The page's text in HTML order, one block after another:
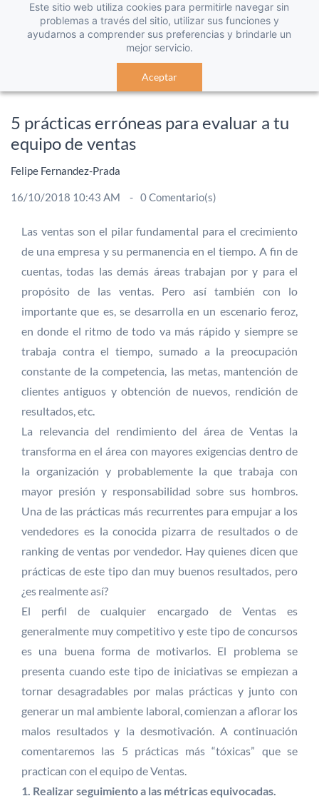
Este sitio web utiliza cookies para permitirle navegar sin
problemas a través del sitio, utilizar sus funciones y
ayudarnos a comprender sus preferencias y brindarle un
mejor servicio.
Aceptar
5 prácticas erróneas para evaluar a tu
equipo de ventas
Felipe Fernandez-Prada
16/10/2018 10:43 AM 0Comentario(s)
Las ventas son el pilar fundamental para el crecimiento
de una empresa y su permanencia en el tiempo. A fin de
cuentas, todas las demás áreas trabajan por y para el
propósito de las ventas. Pero así también con lo
importante que es, se desarrolla en un escenario feroz,
en donde el ritmo de todo va más rápido y siempre se
trabaja contra el tiempo, sumado a la preocupación
constante de la competencia, las metas, mantención de
clientes antiguos y obtención de nuevos, rendición de
resultados, etc.
La relevancia del rendimiento del área de Ventas la
transforma en el área con mayores exigencias dentro de
la organización y probablemente la que trabaja con
mayor presión y responsabilidad sobre sus hombros.
Una de las prácticas más recurrentes para empujar a los
vendedores es la conocida pizarra de resultados o de
ranking de ventas por vendedor. Hay quienes dicen que
prácticas de este tipo dan muy buenos resultados, pero
¿es realmente así?
El perfil de cualquier encargado de Ventas es
generalmente muy competitivo y este tipo de concursos
es una buena forma de motivarlos. El problema se
presenta cuando este tipo de iniciativas se empiezan a
tornar desagradables por malas prácticas y junto con
generar un mal ambiente laboral, comienzan a aflorar los
malos resultados y la desmotivación. A continuación
comentaremos las 5 prácticas más “tóxicas” que se
practican con el equipo de Ventas.
1. Realizar seguimiento a las métricas equivocadas.